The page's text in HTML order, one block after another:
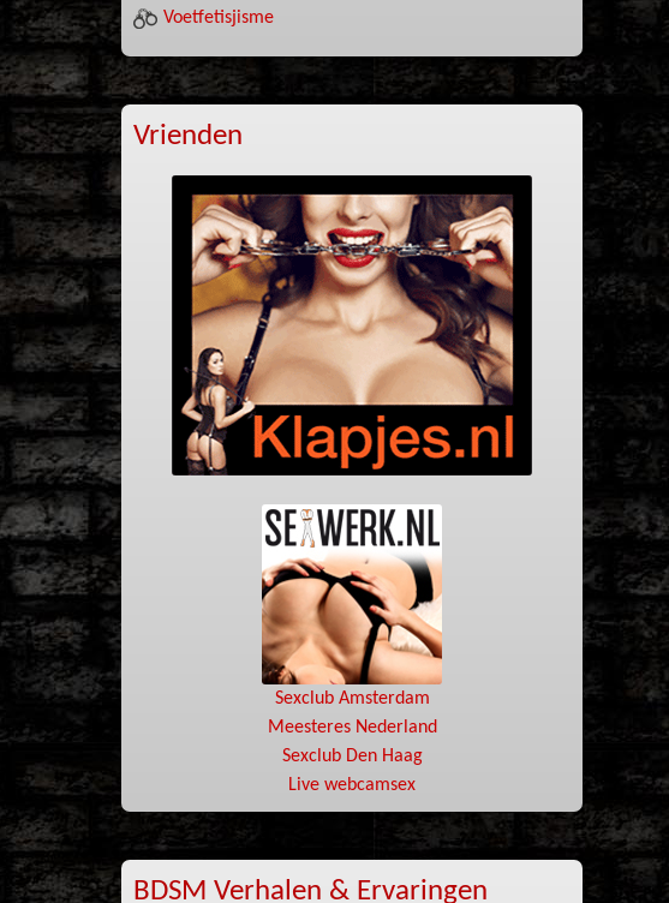
Voetfetisjisme
Vrienden
Sexclub Amsterdam
Meesteres Nederland
Sexclub Den Haag
Live webcamsex
BDSM Verhalen & Ervaringen